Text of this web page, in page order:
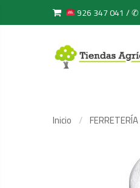
926 347 041 /
Inicio FERRETERÍA